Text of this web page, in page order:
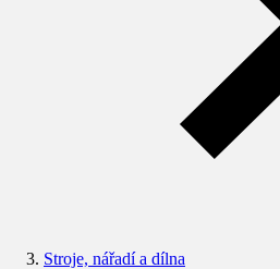
Stroje, nářadí a dílna